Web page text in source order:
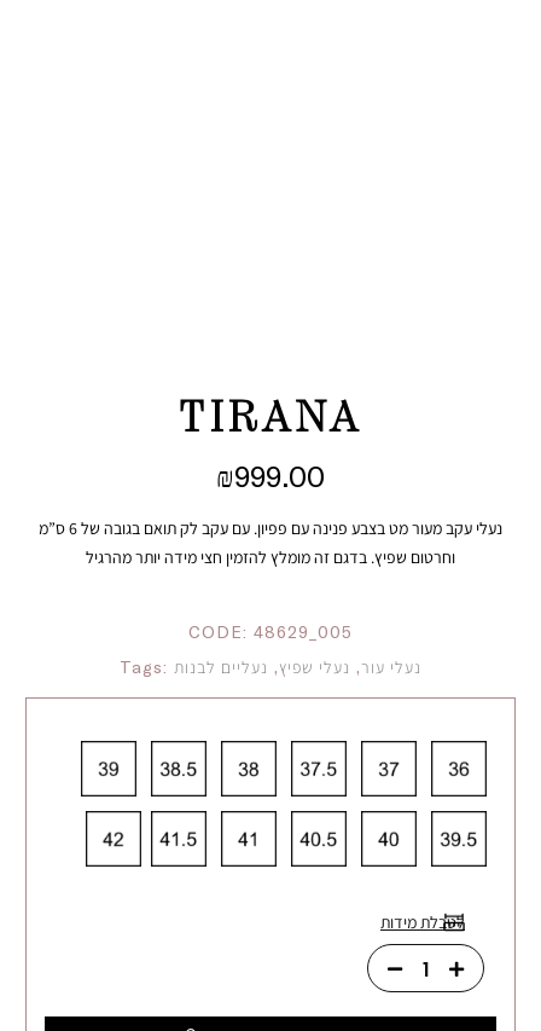
TIRANA
₪999.00
נעלי עקב מעור מט בצבע פנינה עם פפיון. עם עקב לק תואם בגובה של 6 ס”מ
וחרטום שפיץ. בדגם זה מומלץ להזמין חצי מידה יותר מהרגיל
CODE: 48629_005
Tags:
נעלי עור, נעלי שפיץ, נעליים לבנות
לטבלת מידות